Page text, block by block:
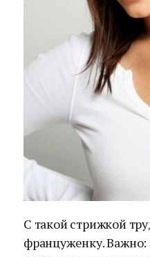
С такой стрижкой
француженку. Важно: